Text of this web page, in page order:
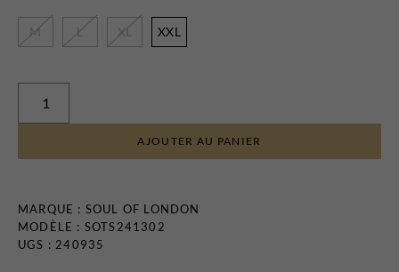
Certificats-cadeaux
MAGASINEZ
LES
M L XL XXL
AJOUTER AU PANIER
MARQUE : SOUL OF LONDON
MODÈLE : SOTS241302
UGS : 240935